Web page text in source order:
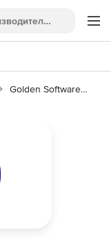
Golden Software Grapher